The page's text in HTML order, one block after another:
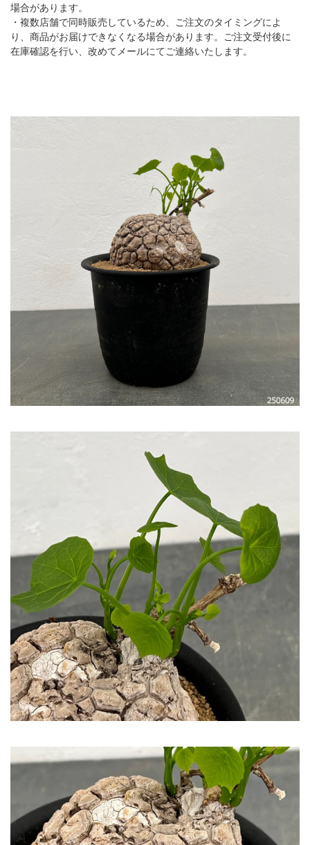
場合があります。
・複数店舗で同時販売しているため、ご注文のタイミングによ
り、商品がお届けできなくなる場合があります。ご注文受付後に
在庫確認を行い、改めてメールにてご連絡いたします。